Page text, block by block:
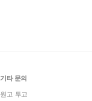
기타 문의
원고 투고